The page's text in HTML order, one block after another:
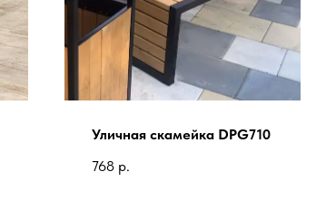
Уличная скамейка DPG710
768 р.